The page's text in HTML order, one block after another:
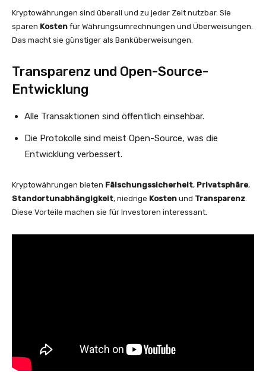
Kryptowährungen sind überall und zu jeder Zeit nutzbar. Sie
sparen Kosten für Währungsumrechnungen und Überweisungen.
Das macht sie günstiger als Banküberweisungen.
Transparenz und Open-Source-
Entwicklung
Alle Transaktionen sind öffentlich einsehbar.
Die Protokolle sind meist Open-Source, was die
Entwicklung verbessert.
Kryptowährungen bieten Fälschungssicherheit, Privatsphäre,
Standortunabhängigkeit, niedrige Kosten und Transparenz.
Diese Vorteile machen sie für Investoren interessant.